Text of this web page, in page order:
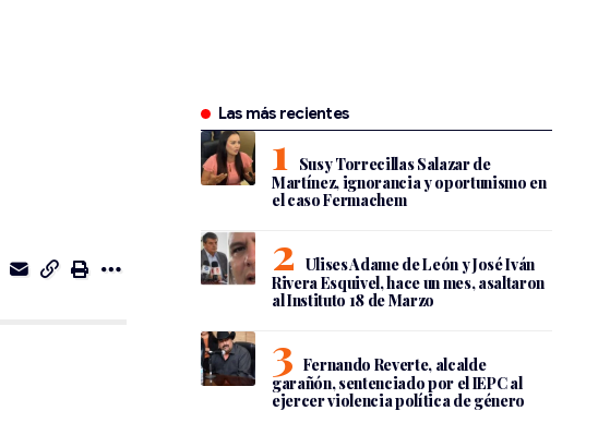
Las más recientes
Susy Torrecillas Salazar de
Martínez, ignorancia y oportunismo en
el caso Fermachem
Ulises Adame de León y José Iván
Rivera Esquivel, hace un mes, asaltaron
al Instituto 18 de Marzo
Fernando Reverte, alcalde
garañón, sentenciado por el IEPC al
ejercer violencia política de género